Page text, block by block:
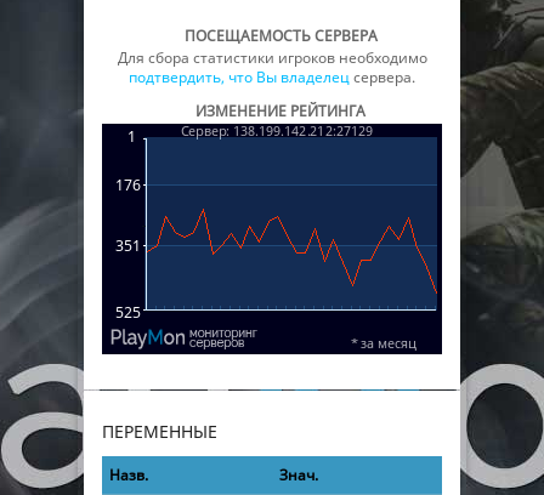
ПОСЕЩАЕМОСТЬ СЕРВЕРА
Для сбора статистики игроков необходимо
подтвердить, что Вы владелецсервера.
ИЗМЕНЕНИЕ РЕЙТИНГА
ПЕРЕМЕННЫЕ
Назв.
Знач.